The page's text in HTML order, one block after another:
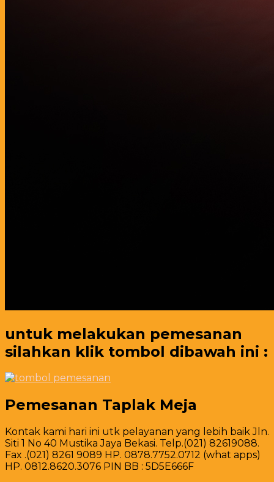
untuk melakukan pemesanan
silahkan klik tombol dibawah ini :
Pemesanan Taplak Meja
Kontak kami hari ini utk pelayanan yang lebih baik Jln.
Siti 1 No 40 Mustika Jaya Bekasi. Telp.(021) 82619088.
Fax .(021) 8261 9089 HP. 0878.7752.0712 (what apps)
HP. 0812.8620.3076 PIN BB : 5D5E666F